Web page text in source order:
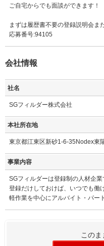
ご自宅からでも面談ができます！
まずは履歴書不要の登録説明会ま
応募番号:94105
会社情報
社名
SGフィルダー株式会社
本社所在地
東京都江東区新砂1-6-35Nodex東
事業内容
SGフィルダーは登録制の人材企業
登録だけしておけば、いつでも働
軽作業を中心にアルバイト・パー
このま